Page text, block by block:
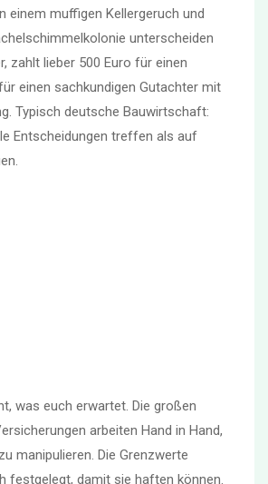
einem muffigen Kellergeruch und
unterscheiden
zahlt lieber 500 Euro für einen
einen sachkundigen Gutachter mit
Typisch deutsche Bauwirtschaft:
Entscheidungen treffen als auf
was euch erwartet. Die großen
arbeiten Hand in Hand,
manipulieren. Die Grenzwerte
festgelegt, damit sie haften können.